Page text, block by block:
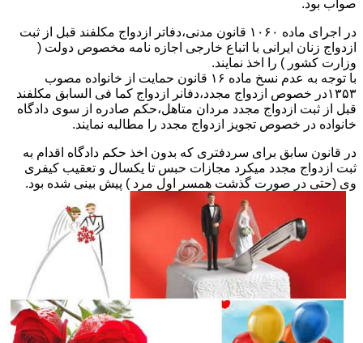
صواب بود.
در اجرای ماده ۱۰۶۰ قانون مدنی،دفاتر ازدواج مکلفند قبل از ثبت
ازدواج زنان ایرانی با اتباع خارجی اجازه نامه مخصوص دولت (
وزارت کشور ) را اخذ نمایند.
با توجه به عدم نسخ ماده ۱۶ قانون حمایت از خانواده مصوب
۱۳۵۳در خصوص ازدواج مجدد،دفانر ازدواج کما فی السابق مکلفند
قبل از ثبت ازدواج مجدد مردان متاهل،حکم صادره از سوی دادگاه
خانواده در خصوص تجویز ازدواج مجدد را مطالبه نمایند.
در قانون سابق برای سردفتری که بدون اخذ حکم دادگاه اقدام به
ثبت ازدواج مجدد میکرد مجازات حبس تا یکسال و تعقیب کیفری
وی (حتی در صورت گذشت همسر اول مرد ) پیش بینی شده بود.